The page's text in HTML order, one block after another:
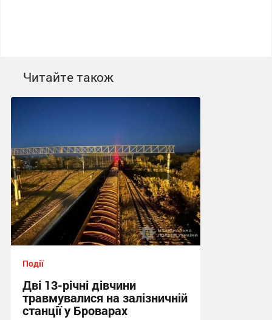
Читайте також
Події
Дві 13-річні дівчини
травмувалися на залізничній
станції у Броварах